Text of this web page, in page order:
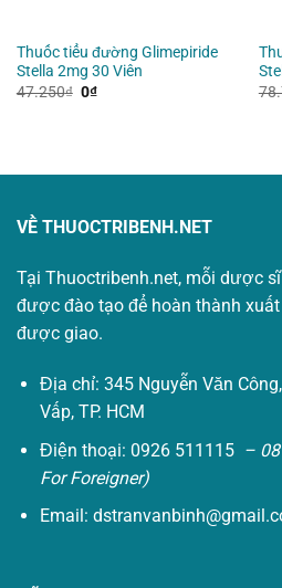
Thuốc tiểu đường Glimepiride
Stella 2mg 30 Viên
47.250₫ Giá
0₫Giá
VỀ THUOCTRIBENH.NET
Tại Thuoctribenh.net, mỗi dược
được đào tạo để hoàn thành
được giao.
Địa chỉ: 345 Nguyễn Văn
Vấp, TP. HCM
Điện thoại: 0926 511115 –
For Foreigner)
Email: